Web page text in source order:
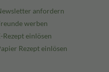
anfordern
werben
Rezept einlösen
Rezept einlösen